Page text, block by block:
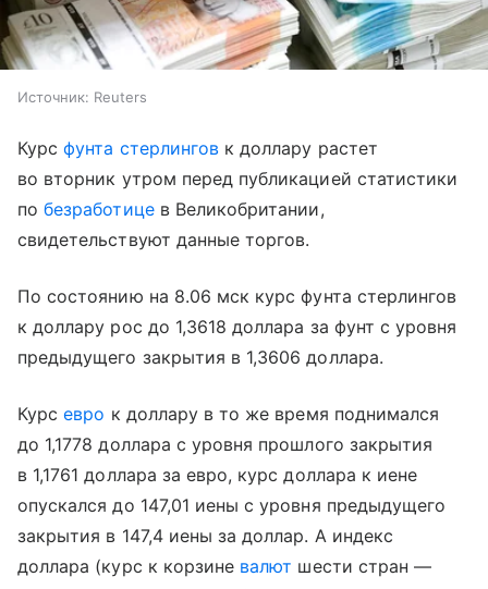
Источник: Reuters
Курсфунта стерлингов к доллару растет
во вторник утром перед публикацией статистики
побезработицев Великобритании,
свидетельствуют данные торгов.
По состоянию на 8.06 мск курс фунта стерлингов
к доллару рос до 1,3618 доллара за фунт с уровня
предыдущего закрытия в 1,3606 доллара.
Курсевро к доллару в то же время поднимался
до 1,1778 доллара с уровня прошлого закрытия
в 1,1761 доллара за евро, курс доллара к иене
опускался до 147,01 иены с уровня предыдущего
закрытия в 147,4 иены за доллар. А индекс
доллара (курс к корзине валют шести стран —